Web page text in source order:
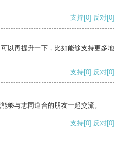
支持[0] 反对[0]
以再提升一下，比如能够支持更多地
支持[0] 反对[0]
够与志同道合的朋友一起交流。
支持[0] 反对[0]